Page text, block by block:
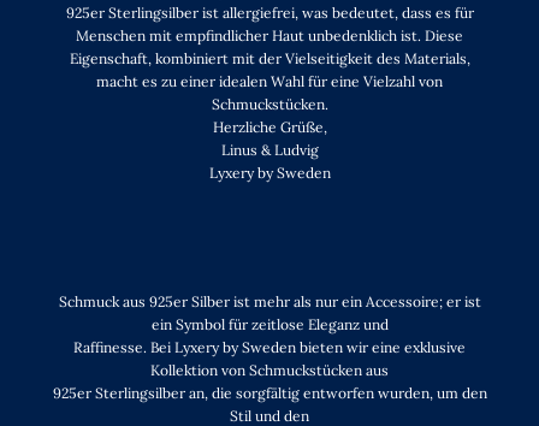
925er Sterlingsilber ist allergiefrei, was bedeutet, dass es für
Menschen mit empfindlicher Haut unbedenklich ist. Diese
Eigenschaft, kombiniert mit der Vielseitigkeit des Materials,
macht es zu einer idealen Wahl für eine Vielzahl von
Schmuckstücken.
Herzliche Grüße,
Linus & Ludvig
Lyxery by Sweden
Schmuck aus 925er Silber ist mehr als nur ein Accessoire; er ist
ein Symbol für zeitlose Eleganz und
Raffinesse. Bei Lyxery by Sweden bieten wir eine exklusive
Kollektion von Schmuckstücken aus
925er Sterlingsilber an, die sorgfältig entworfen wurden, um den
Stil und den